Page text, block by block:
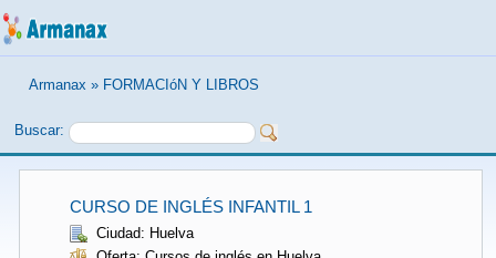
Armanax » FORMACIóN Y LIBROS
Buscar:
CURSO DE INGLÉS INFANTIL 1
Ciudad: Huelva